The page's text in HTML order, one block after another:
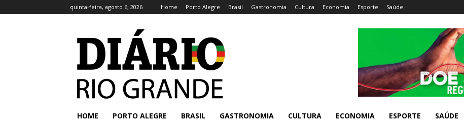
quinta-feira, agosto 6, 2026 Home Porto Alegre Brasil Gastronomia Cultura Economia Esporte Saúde
HOME PORTO ALEGRE BRASIL GASTRONOMIA CULTURA ECONOMIA ESPORTE SAÚDE